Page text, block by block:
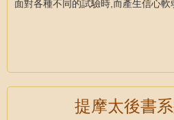
面對各種不同的試驗時,而產生信心
提摩太後書